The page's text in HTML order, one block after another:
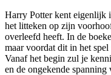
Harry Potter kent eigenlijk
het litteken op zijn
overleefd heeft. In de
maar voordat dit in het
Vanaf het begin zul je
en de ongekende spanning